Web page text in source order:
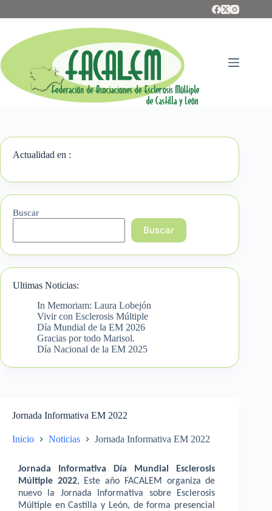
Jornada Informativa EM 2022
Inicio Noticias Jornada Informativa EM 2022
Jornada Informativa Día Mundial Esclerosis
Múltiple 2022, Este año FACALEM organiza de
nuevo la Jornada Informativa sobre Esclerosis
Múltiple en Castilla y León, de forma presencial
Actualidad en :
Buscar
Buscar
Ultimas Noticias:
In Memoriam: Laura Lobejón
Vivir con Esclerosis Múltiple
Día Mundial de la EM 2026
Gracias por todo Marisol.
Día Nacional de la EM 2025